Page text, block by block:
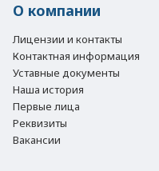
О компании
Лицензии и контакты
Контактная информация
Уставные документы
Наша история
Первые лица
Реквизиты
Вакансии